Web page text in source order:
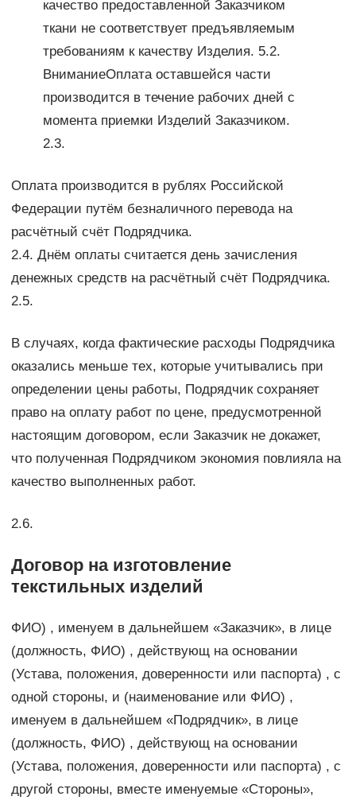
качество предоставленной Заказчиком
ткани не соответствует предъявляемым
требованиям к качеству Изделия. 5.2.
ВниманиеОплата оставшейся части
производится в течение рабочих дней с
момента приемки Изделий Заказчиком.
2.3.
Оплата производится в рублях Российской
Федерации путём безналичного перевода на
расчётный счёт Подрядчика.
2.4. Днём оплаты считается день зачисления
денежных средств на расчётный счёт Подрядчика.
2.5.
В случаях, когда фактические расходы Подрядчика
оказались меньше тех, которые учитывались при
определении цены работы, Подрядчик сохраняет
право на оплату работ по цене, предусмотренной
настоящим договором, если Заказчик не докажет,
что полученная Подрядчиком экономия повлияла на
качество выполненных работ.
2.6.
Договор на изготовление
текстильных изделий
ФИО) , именуем в дальнейшем «Заказчик», в лице
(должность, ФИО) , действующ на основании
(Устава, положения, доверенности или паспорта) , с
одной стороны, и (наименование или ФИО) ,
именуем в дальнейшем «Подрядчик», в лице
(должность, ФИО) , действующ на основании
(Устава, положения, доверенности или паспорта) , с
другой стороны, вместе именуемые «Стороны»,